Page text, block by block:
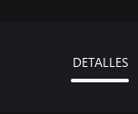
DETALLES